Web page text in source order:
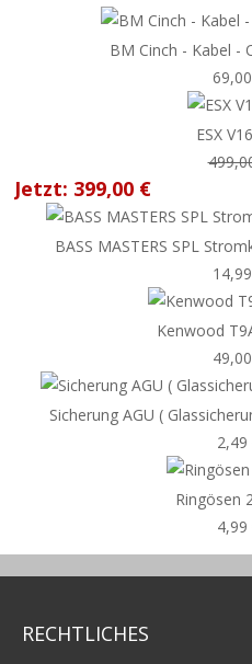
BM Cinch - Kabel -
ESX
Jetzt: 399,00 €
BASS MASTERS SPL
Kenwood
Sicherung AGU (
2,49
Ringösen
4,99
RECHTLICHES